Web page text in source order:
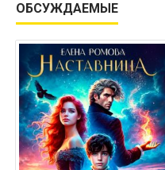
ОБСУЖДАЕМЫЕ